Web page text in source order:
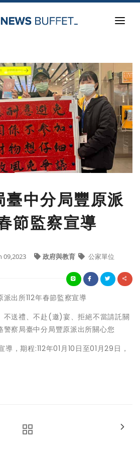
臺中分局豐原派
節監察宣導
09,2023 政府與教育 公家單位
出所112年春節監察宣導
不送禮、不赴(邀)宴、拒絕不當請託關
警察局臺中分局豐原派出所關心您
導，期程:112年01月10日至01月29日，